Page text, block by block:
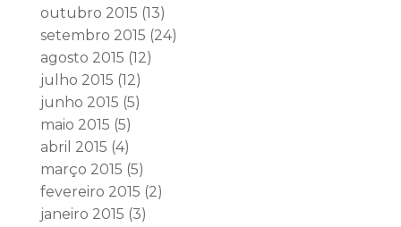
outubro 2015 (13)
setembro 2015 (24)
agosto 2015 (12)
julho 2015 (12)
junho 2015 (5)
maio 2015 (5)
abril 2015 (4)
março 2015 (5)
fevereiro 2015 (2)
janeiro 2015 (3)